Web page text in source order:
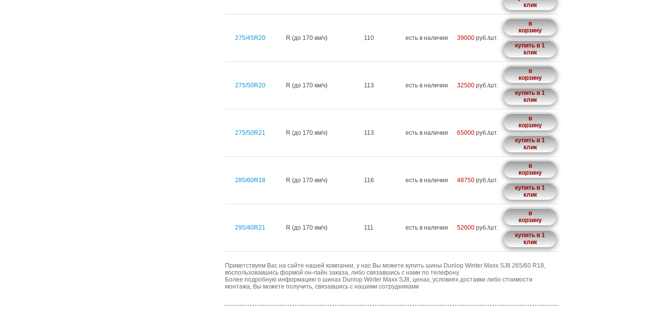
клик
275/45R20 R (до 170 км/ч) 110 есть в наличии 39000 руб./шт.
в
корзину
купить в 1
клик
275/50R20 R (до 170 км/ч) 113 есть в наличии 32500 руб./шт.
в
корзину
купить в 1
клик
275/50R21 R (до 170 км/ч) 113 есть в наличии 65000 руб./шт.
в
корзину
купить в 1
клик
285/60R18 R (до 170 км/ч) 116 есть в наличии 48750 руб./шт.
в
корзину
купить в 1
клик
295/40R21 R (до 170 км/ч) 111 есть в наличии 52000 руб./шт.
в
корзину
купить в 1
клик
Приветствуем Вас на сайте нашей компании, у нас Вы можете купить шины Dunlop Winter Maxx SJ8 265/60 R18,
воспользовавшись формой он-лайн заказа, либо связавшись с нами по телефону.
Более подробную информацию о шинах Dunlop Winter Maxx SJ8, ценах, условиях доставки либо стоимости
монтажа, Вы можете получить, связавшись с нашими сотрудниками